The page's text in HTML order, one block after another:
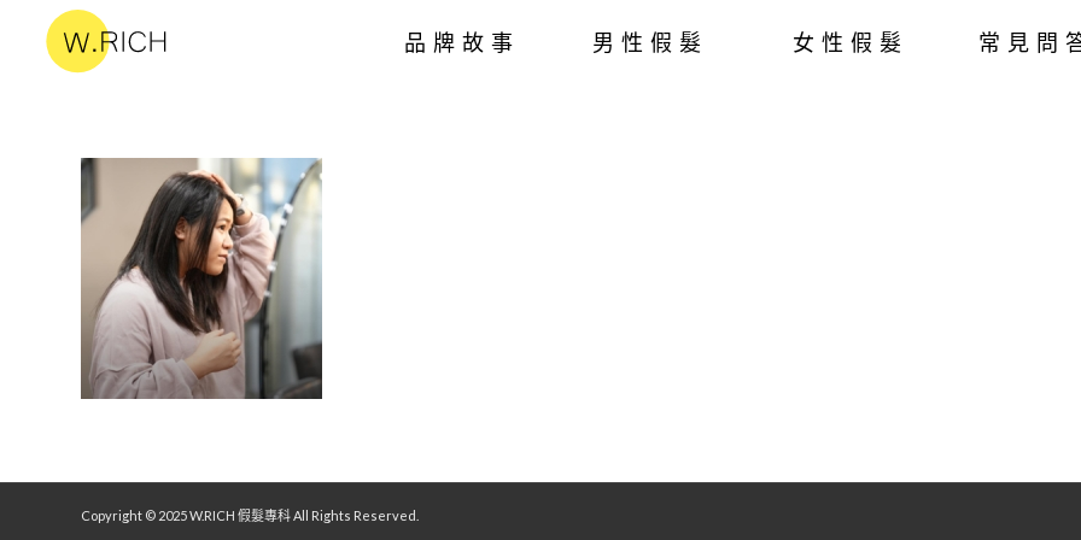
品牌故事 男性假髮 女性假髮 常見問
Copyright © 2025 W.RICH 假髮專科 All Rights Reserved.